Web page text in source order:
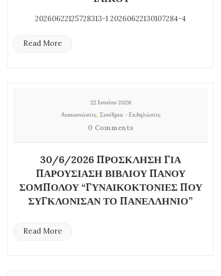
20260622125728313-1 20260622130107284-4
Read More
22 Ιουνίου 2026
Ανακοινώσεις, Συνέδρια - Εκδηλώσεις
0 Comments
30/6/2026 ΠΡΟΣΚΛΗΣΗ ΓΙΑ
ΠΑΡΟΥΣΙΑΣΗ ΒΙΒΛΙΟΥ ΠΑΝΟΥ
ΣΟΜΠΟΛΟΥ “ΓΥΝΑΙΚΟΚΤΟΝΙΕΣ ΠΟΥ
ΣΥΓΚΛΟΝΙΣΑΝ ΤΟ ΠΑΝΕΛΛΗΝΙΟ”
Read More